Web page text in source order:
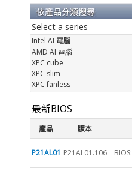
Select a series
最新BIOS
產品 版本
P21AL01 P21AL01.106 BIOS: